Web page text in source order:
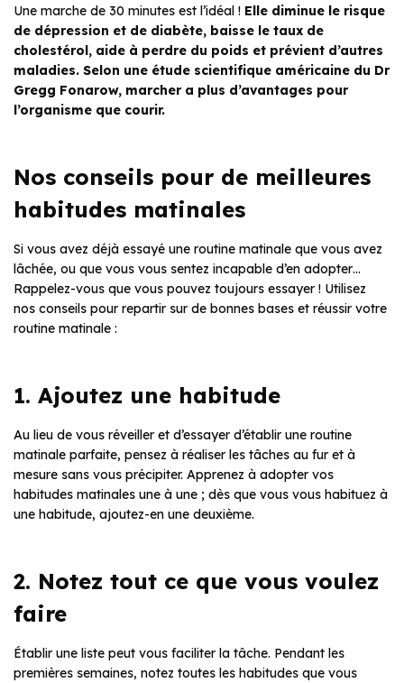
Une marche de 30 minutes est l’idéal ! Elle diminue le risque
de dépression et de diabète, baisse le taux de
cholestérol, aide à perdre du poids et prévient d’autres
maladies. Selon une étude scientifique américaine du Dr
Gregg Fonarow, marcher a plus d’avantages pour
l’organisme que courir.
Nos conseils pour de meilleures
habitudes matinales
Si vous avez déjà essayé une routine matinale que vous avez
lâchée, ou que vous vous sentez incapable d’en adopter…
Rappelez-vous que vous pouvez toujours essayer ! Utilisez
nos conseils pour repartir sur de bonnes bases et réussir votre
routine matinale :
1. Ajoutez une habitude
Au lieu de vous réveiller et d’essayer d’établir une routine
matinale parfaite, pensez à réaliser les tâches au fur et à
mesure sans vous précipiter. Apprenez à adopter vos
habitudes matinales une à une ; dès que vous vous habituez à
une habitude, ajoutez-en une deuxième.
2. Notez tout ce que vous voulez
faire
Établir une liste peut vous faciliter la tâche. Pendant les
premières semaines, notez toutes les habitudes que vous